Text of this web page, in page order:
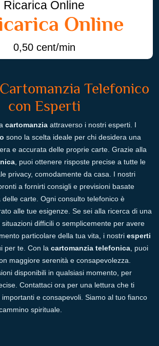
Ricarica Online
Online
0,50 cent/min
Telefonico
con Esperti
cartomanzia attraverso i nostri esperti. I
sono la scelta ideale per chi desidera una
e accurata delle proprie carte. Grazie alla
, puoi ottenere risposte precise a tutte le
privacy, comodamente da casa. I nostri
a fornirti consigli e previsioni basate
carte. Ogni consulto telefonico è
alle tue esigenze. Se sei alla ricerca di una
difficili o semplicemente per avere
particolare della tua vita, i nostri esperti
per te. Con la cartomanzia telefonica , puoi
maggiore serenità e consapevolezza.
disponibili in qualsiasi momento, per
Contattaci ora per una lettura che ti
e consapevoli. Siamo al tuo fianco
spirituale.